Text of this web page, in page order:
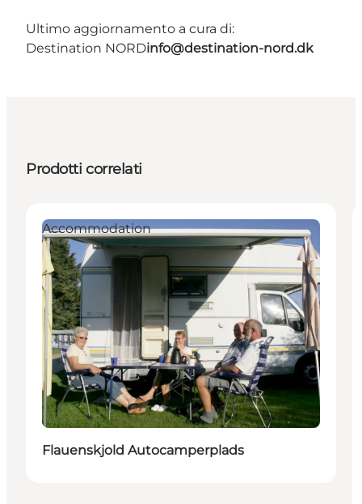
Ultimo aggiornamento a cura di:
Destination NORDinfo@destination-nord.dk
Prodotti correlati
Accommodation
Flauenskjold Autocamperplads